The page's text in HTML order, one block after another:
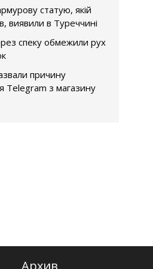
статую, якій
виявили в Туреччині
спеку обмежили рух
причину
Telegram з магазину